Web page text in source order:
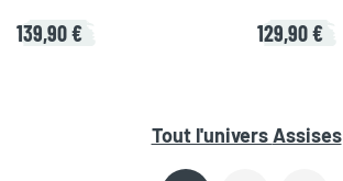
139,90 € 129,90 €
Tout l'universAssises